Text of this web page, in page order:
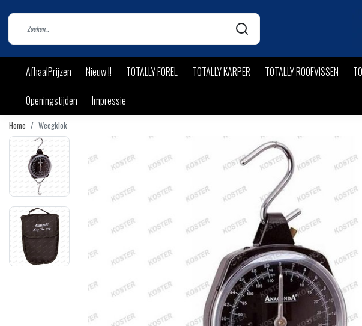
AfhaalPrijzen Nieuw !! TOTALLY FOREL TOTALLY KARPER TOTALLY ROOFVISSEN
Openingstijden
Impressie
Home Weegklok